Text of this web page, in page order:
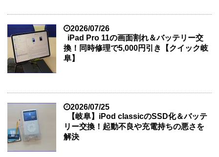
2026/07/26
iPad Pro 11の画面割れ＆バッテリー交
換！同時修理で5,000円引き【クイック岐
阜】
2026/07/25
【岐阜】iPod classicのSSD化＆バッテ
リー交換！起動不良や充電持ちの悪さを
解決